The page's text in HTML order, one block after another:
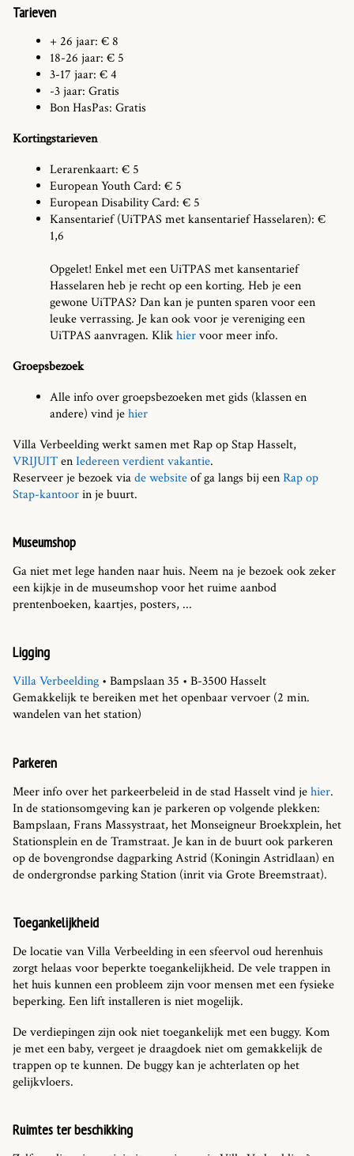
Tarieven
+ 26 jaar: € 8
18-26 jaar: € 5
3-17 jaar: € 4
-3 jaar: Gratis
Bon HasPas: Gratis
Kortingstarieven
Lerarenkaart: € 5
European Youth Card: € 5
European Disability Card: € 5
Kansentarief (UiTPAS met kansentarief Hasselaren): €
1,6
Opgelet! Enkel met een UiTPAS met kansentarief
Hasselaren heb je recht op een korting. Heb je een
gewone UiTPAS? Dan kan je punten sparen voor een
leuke verrassing. Je kan ook voor je vereniging een
UiTPAS aanvragen. Klikhiervoor meer info.
Groepsbezoek
Alle info over groepsbezoeken met gids (klassen en
andere) vind jehier
Villa Verbeelding werkt samen met Rap op Stap Hasselt,
VRIJUITenIedereen verdient vakantie.
Reserveer je bezoek viade websiteof ga langs bij eenRap op
Stap-kantoorin je buurt.
Museumshop
Ga niet met lege handen naar huis. Neem na je bezoek ook zeker
een kijkje in de museumshop voor het ruime aanbod
prentenboeken, kaartjes, posters, ...
Ligging
Villa Verbeelding • Bampslaan 35 • B-3500 Hasselt
Gemakkelijk te bereiken met het openbaar vervoer (2 min.
wandelen van het station)
Parkeren
Meer info over het parkeerbeleid in de stad Hasselt vind jehier.
In de stationsomgeving kan je parkeren op volgende plekken:
Bampslaan, Frans Massystraat, het Monseigneur Broekxplein, het
Stationsplein en de Tramstraat. Je kan in de buurt ook parkeren
op de bovengrondse dagparking Astrid (Koningin Astridlaan) en
de ondergrondse parking Station (inrit via Grote Breemstraat).
Toegankelijkheid
De locatie van Villa Verbeelding in een sfeervol oud herenhuis
zorgt helaas voor beperkte toegankelijkheid. De vele trappen in
het huis kunnen een probleem zijn voor mensen met een fysieke
beperking. Een lift installeren is niet mogelijk.
De verdiepingen zijn ook niet toegankelijk met een buggy. Kom
je met een baby, vergeet je draagdoek niet om gemakkelijk de
trappen op te kunnen. De buggy kan je achterlaten op het
gelijkvloers.
Ruimtes ter beschikking